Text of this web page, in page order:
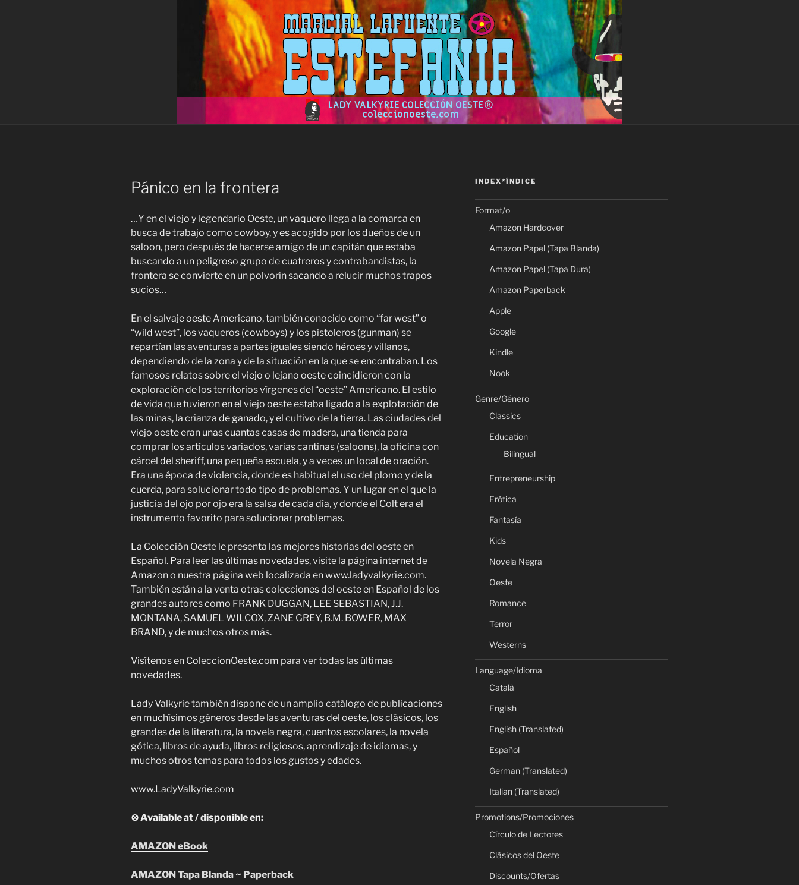
Pánico en la frontera
…Y en el viejo y legendario Oeste, un vaquero llega a la comarca en
busca de trabajo como cowboy, y es acogido por los dueños de un
saloon, pero después de hacerse amigo de un capitán que estaba
buscando a un peligroso grupo de cuatreros y contrabandistas, la
frontera se convierte en un polvorín sacando a relucir muchos trapos
sucios…
En el salvaje oeste Americano, también conocido como “far west” o
“wild west”, los vaqueros (cowboys) y los pistoleros (gunman) se
repartían las aventuras a partes iguales siendo héroes y villanos,
dependiendo de la zona y de la situación en la que se encontraban. Los
famosos relatos sobre el viejo o lejano oeste coincidieron con la
exploración de los territorios vírgenes del “oeste” Americano. El estilo
de vida que tuvieron en el viejo oeste estaba ligado a la explotación de
las minas, la crianza de ganado, y el cultivo de la tierra. Las ciudades del
viejo oeste eran unas cuantas casas de madera, una tienda para
comprar los artículos variados, varias cantinas (saloons), la oficina con
cárcel del sheriff, una pequeña escuela, y a veces un local de oración.
Era una época de violencia, donde es habitual el uso del plomo y de la
cuerda, para solucionar todo tipo de problemas. Y un lugar en el que la
justicia del ojo por ojo era la salsa de cada día, y donde el Colt era el
instrumento favorito para solucionar problemas.
La Colección Oeste le presenta las mejores historias del oeste en
Español. Para leer las últimas novedades, visite la página internet de
Amazon o nuestra página web localizada en www.ladyvalkyrie.com.
También están a la venta otras colecciones del oeste en Español de los
grandes autores como FRANK DUGGAN, LEE SEBASTIAN, J.J.
MONTANA, SAMUEL WILCOX, ZANE GREY, B.M. BOWER, MAX
BRAND, y de muchos otros más.
Visítenos en ColeccionOeste.com para ver todas las últimas
novedades.
Lady Valkyrie también dispone de un amplio catálogo de publicaciones
en muchísimos géneros desde las aventuras del oeste, los clásicos, los
grandes de la literatura, la novela negra, cuentos escolares, la novela
gótica, libros de ayuda, libros religiosos, aprendizaje de idiomas, y
muchos otros temas para todos los gustos y edades.
www.LadyValkyrie.com
⊗ Available at / disponible en:
AMAZON eBook
AMAZON Tapa Blanda ~ Paperback
INDEX*ÍNDICE
Format/o
Amazon Hardcover
Amazon Papel (Tapa Blanda)
Amazon Papel (Tapa Dura)
Amazon Paperback
Apple
Google
Kindle
Nook
Genre/Género
Classics
Education
Bilingual
Entrepreneurship
Erótica
Fantasía
Kids
Novela Negra
Oeste
Romance
Terror
Westerns
Language/Idioma
Català
English
English (Translated)
Español
German (Translated)
Italian (Translated)
Promotions/Promociones
Círculo de Lectores
Clásicos del Oeste
Discounts/Ofertas